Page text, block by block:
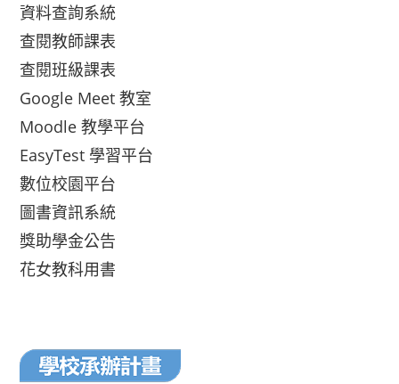
資料查詢系統
查閱教師課表
查閱班級課表
Google Meet 教室
Moodle 教學平台
EasyTest 學習平台
數位校園平台
圖書資訊系統
獎助學金公告
花女教科用書